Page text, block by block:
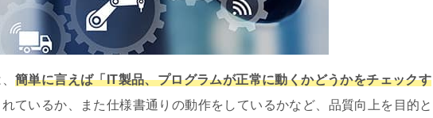
簡単に言えば「IT製品、プログラムが正常に動くかどうかをチェックす
ているか、また仕様書通りの動作をしているかなど、品質向上を目的と